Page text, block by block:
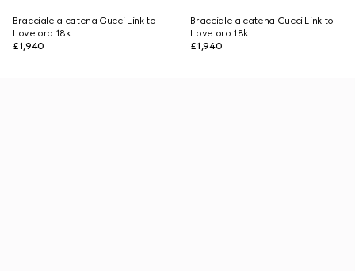
Bracciale a catena Gucci Link to
Love oro 18k
£1,940
Bracciale a catena Gucci Link to
Love oro 18k
£1,940